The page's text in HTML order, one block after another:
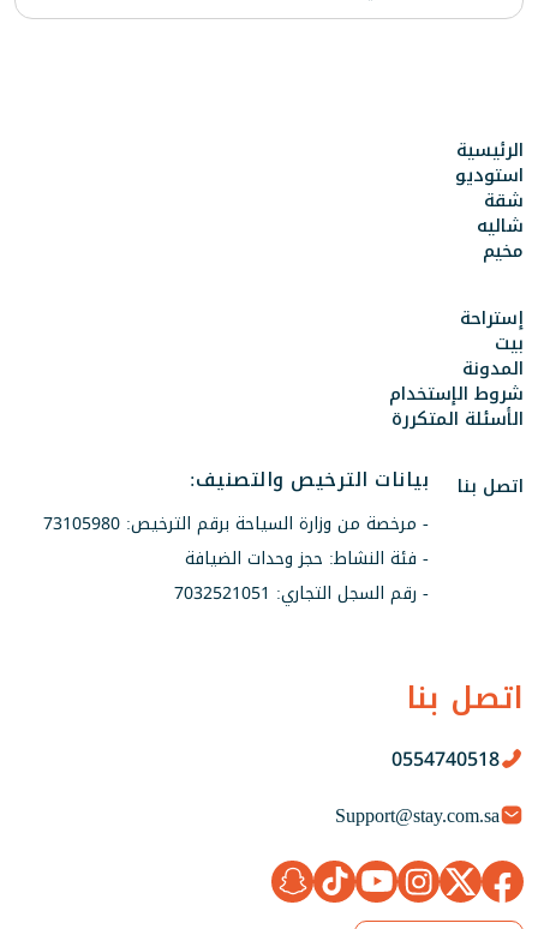
اتصل بنا
0554740518
Support@stay.com.sa
الرئيسية
استوديو
شقة
شاليه
مخيم
إستراحة
بيت
المدونة
شروط الإستخدام
الأسئلة المتكررة
اتصل بنا
بيانات الترخيص والتصنيف:
- مرخصة من وزارة السياحة برقم الترخيص: 73105980
- فئة النشاط: حجز وحدات الضيافة
- رقم السجل التجاري: 7032521051